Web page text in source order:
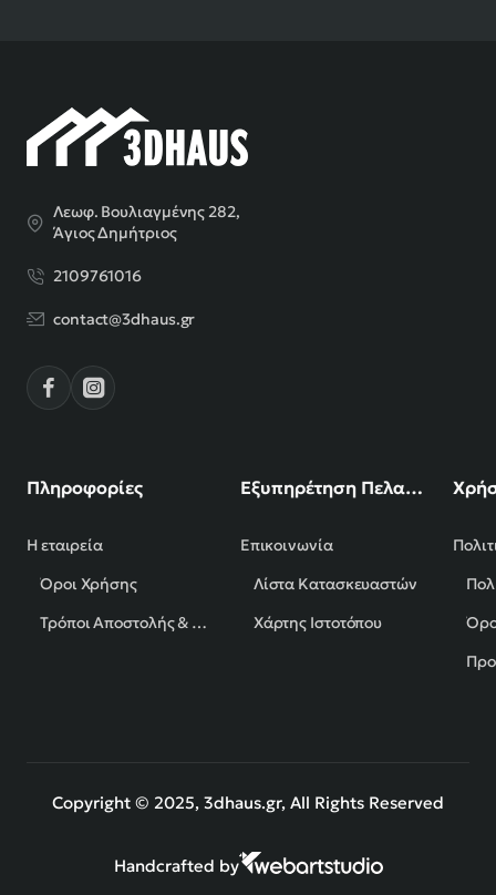
Λεωφ. Βουλιαγμένης 282,
Άγιος Δημήτριος
2109761016
contact@3dhaus.gr
Πληροφορίες
Η εταιρεία
Όροι Χρήσης
Τρόποι Αποστολής & Πληρωμής
Εξυπηρέτηση Πελατών
Επικοινωνία
Λίστα Κατασκευαστών
Χάρτης Ιστοτόπου
Copyright © 2025, 3dhaus.gr, All Rights Reserved
Handcrafted by